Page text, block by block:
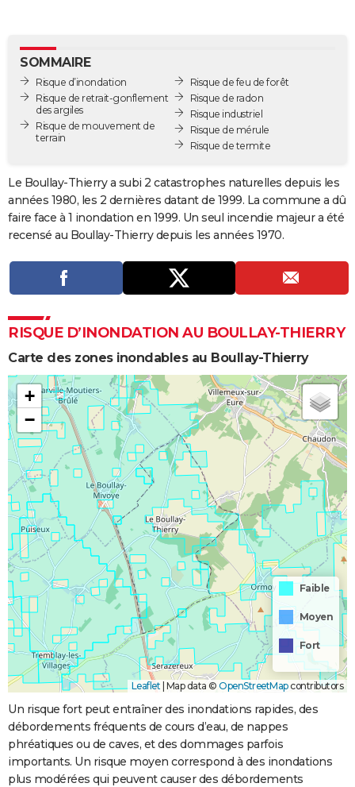
GUIDES D'ACHAT
BONS PLANS
CARTE DE VOEUX
Carte de Noël
Carte Bonne année
Carte Saint-Valentin
Carte Pâques
Carte d'anniversaire
Dictionnaire
Biographies
Citations
Expressions
Proverbes
PROGRAMME TV
COPAINS D'AVANT
S'inscrire
Se connecter
Lycées
Collèges
Primaires
Universités
Entreprises
Service militaire
Avis de recherche
SOMMAIRE
Risque d’inondation
Risque de retrait-gonflement
des argiles
Risque de mouvement de
terrain
Risque de feu de forêt
Risque de radon
Risque industriel
Risque de mérule
Risque de termite
Le Boullay-Thierry a subi 2 catastrophes naturelles depuis les
années 1980, les 2 dernières datant de 1999. La commune a dû
faire face à 1 inondation en 1999. Un seul incendie majeur a été
recensé au Boullay-Thierry depuis les années 1970.
RISQUE D’INONDATION AU BOULLAY-THIERRY
Carte des zones inondables au Boullay-Thierry
+
−
Faible
Moyen
Fort
Leaflet | Map data © OpenStreetMapcontributors
Un risque fort peut entraîner des inondations rapides, des
débordements fréquents de cours d’eau, de nappes
phréatiques ou de caves, et des dommages parfois
importants. Un risque moyen correspond à des inondations
plus modérées qui peuvent causer des débordements